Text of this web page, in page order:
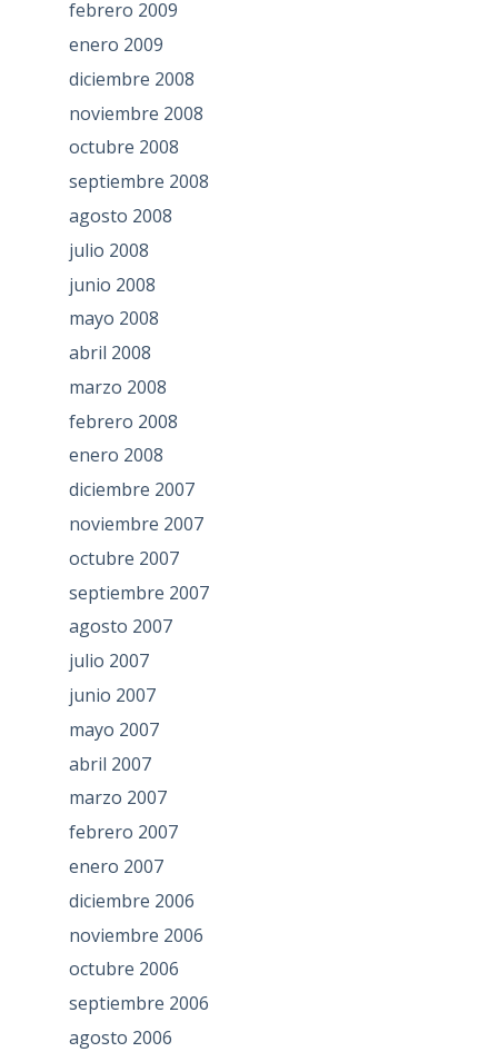
febrero 2009
enero 2009
diciembre 2008
noviembre 2008
octubre 2008
septiembre 2008
agosto 2008
julio 2008
junio 2008
mayo 2008
abril 2008
marzo 2008
febrero 2008
enero 2008
diciembre 2007
noviembre 2007
octubre 2007
septiembre 2007
agosto 2007
julio 2007
junio 2007
mayo 2007
abril 2007
marzo 2007
febrero 2007
enero 2007
diciembre 2006
noviembre 2006
octubre 2006
septiembre 2006
agosto 2006